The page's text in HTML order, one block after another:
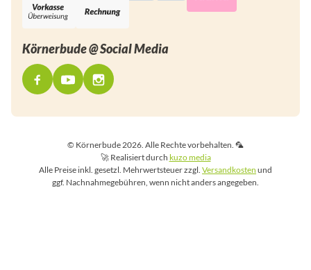
Körnerbude @ Social Media
© Körnerbude 2026. Alle Rechte vorbehalten. 🦜
🚀 Realisiert durch kuzo media
Alle Preise inkl. gesetzl. Mehrwertsteuer zzgl. Versandkosten und
ggf. Nachnahmegebühren, wenn nicht anders angegeben.